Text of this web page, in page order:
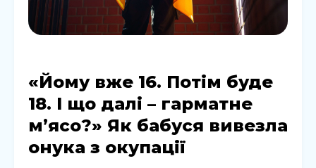
«Йому вже 16. Потім буде
18. І що далі – гарматне
м’ясо?» Як бабуся вивезла
онука з окупації